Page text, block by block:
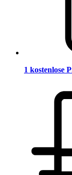
1 kostenlose